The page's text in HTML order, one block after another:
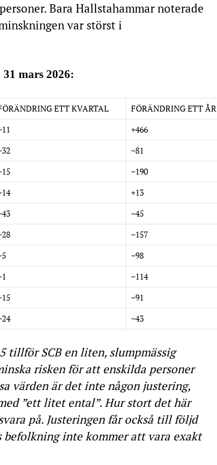
Bara Hallstahammar noterade
var störst i
mars 2026:
ETT KVARTAL
FÖRÄNDRING ETT ÅR
+466
−81
−190
+13
−45
−157
−98
−114
−91
−43
tillför SCB en liten, slumpmässig
risken för att enskilda personer
värden är det inte någon justering,
”ett litet ental”. Hur stort det här
på. Justeringen får också till följd
befolkning inte kommer att vara exakt